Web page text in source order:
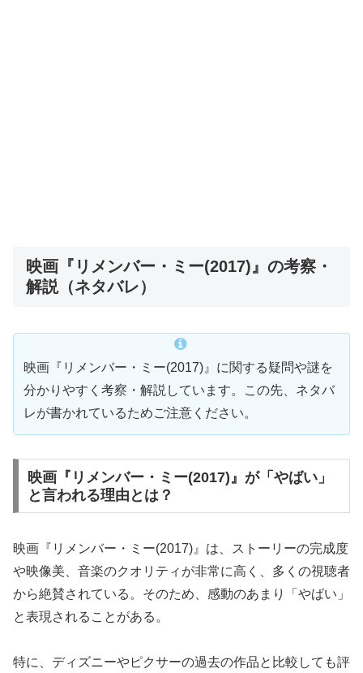
映画『リメンバー・ミー(2017)』の考察・
解説（ネタバレ）
映画『リメンバー・ミー(2017)』に関する疑問や謎を
分かりやすく考察・解説しています。この先、ネタバ
レが書かれているためご注意ください。
映画『リメンバー・ミー(2017)』が「やばい」
と言われる理由とは？
映画『リメンバー・ミー(2017)』は、ストーリーの完成度
や映像美、音楽のクオリティが非常に高く、多くの視聴者
から絶賛されている。そのため、感動のあまり「やばい」
と表現されることがある。
特に、ディズニーやピクサーの過去の作品と比較しても評